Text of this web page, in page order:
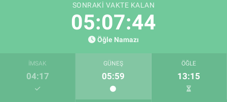
SONRAKI VAKTE KALAN
05:07:43
Öğle Namazı
İMSAK
04:17
GÜNEŞ
05:59
ÖĞLE
13:15